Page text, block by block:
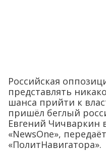
Российская
представлять
шанса прийти к
пришёл беглый
Евгений Чичваркин
«NewsOne»,
«ПолитНавигатора».